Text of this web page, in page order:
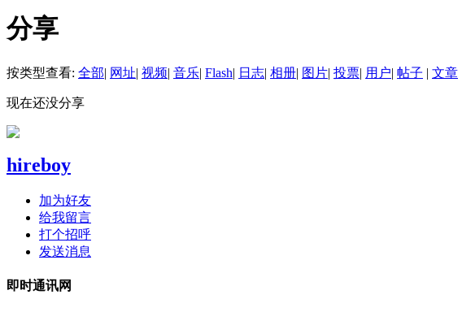
分享
按类型查看: 全部| 网址| 视频| 音乐| Flash| 日志| 相册| 图片| 投票| 用户| 帖子 | 文章
现在还没分享
hireboy
加为好友
给我留言
打个招呼
发送消息
即时通讯网